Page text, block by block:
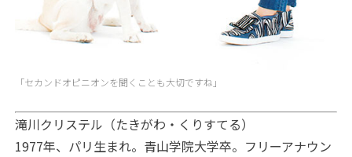
「セカンドオピニオンを聞くことも大切ですね」
滝川クリステル（たきがわ・くりすてる）
1977年、パリ生まれ。青山学院大学卒。フリーアナウン